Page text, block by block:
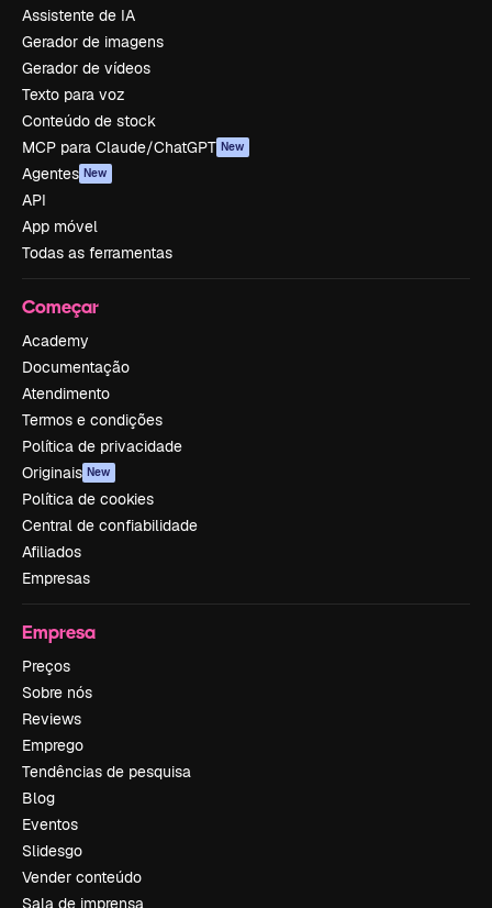
Assistente de IA
Gerador de imagens
Gerador de vídeos
Texto para voz
Conteúdo de stock
MCP para Claude/ChatGPT New
Agentes New
API
App móvel
Todas as ferramentas
Começar
Academy
Documentação
Atendimento
Termos e condições
Política de privacidade
Originais New
Política de cookies
Central de confiabilidade
Afiliados
Empresas
Empresa
Preços
Sobre nós
Reviews
Emprego
Tendências de pesquisa
Blog
Eventos
Slidesgo
Vender conteúdo
Sala de imprensa